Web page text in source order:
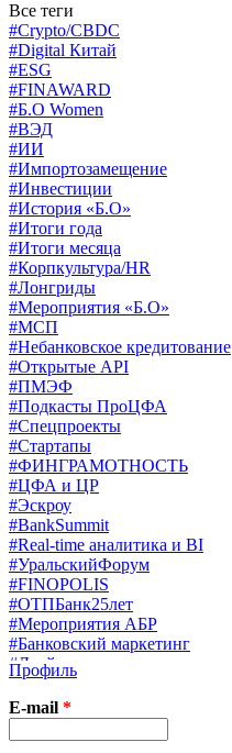
Все теги
#Crypto/CBDC
#Digital Китай
#ESG
#FINAWARD
#Б.О Women
#ВЭД
#ИИ
#Импортозамещение
#Инвестиции
#История «Б.О»
#Итоги года
#Итоги месяца
#Корпкультура/HR
#Лонгриды
#Мероприятия «Б.О»
#МСП
#Небанковское кредитование
#Открытые API
#ПМЭФ
#Подкасты ПроЦФА
#Спецпроекты
#Стартапы
#ФИНГРАМОТНОСТЬ
#ЦФА и ЦР
#Эскроу
#BankSummit
#Real-time аналитика и BI
#УральскийФорум
#FINOPOLIS
#ОТПБанк25лет
#Мероприятия АБР
#Банковский маркетинг
#Драйверы страхования
#Финконгресс ЦБ
#PB&WM
#UX/CX
#Экосистемы
Профиль
E-mail *